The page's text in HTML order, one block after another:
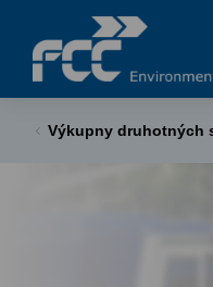
Výkupny druhotných